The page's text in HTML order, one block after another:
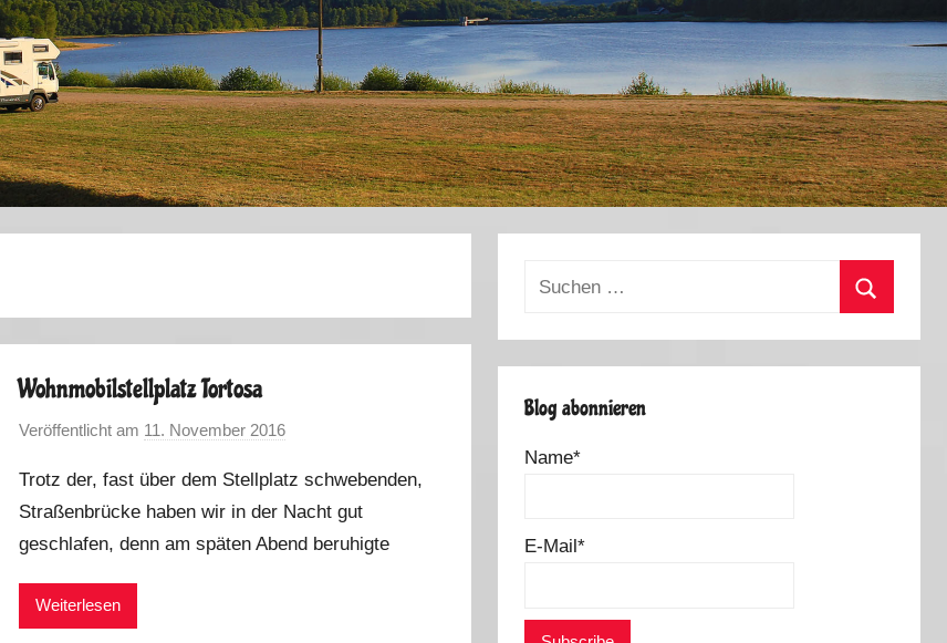
Wohnmobilstellplatz Tortosa
Veröffentlicht am 11. November 2016
n
M
a
Trotz der, fast über dem Stellplatz schwebenden,
Straßenbrücke haben wir in der Nacht gut
geschlafen, denn am späten Abend beruhigte
Weiterlesen
Suchen
Blog abonnieren
Name*
E-Mail*